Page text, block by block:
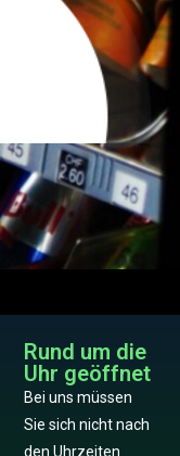
Rund um die
Uhr geöffnet
Bei uns müssen
Sie sich nicht nach
den Uhrzeiten